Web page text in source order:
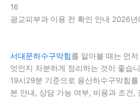
16
광교피부과 이용 전 확인 안내 2026
서대문하수구막힘를 알아볼 때는 먼
엇인지 차분하게 정리하는 것이 좋습
19시29분 기준으로 용산하수구막힘
본 안내, 상담 가능 여부, 비용과 조건,